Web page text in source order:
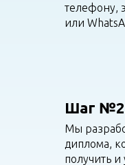
телефону,
или
Шаг №2
Мы
диплома,
получить и